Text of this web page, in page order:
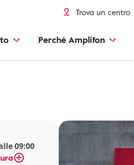
Trova un centro
Perché Amplifon
09:00